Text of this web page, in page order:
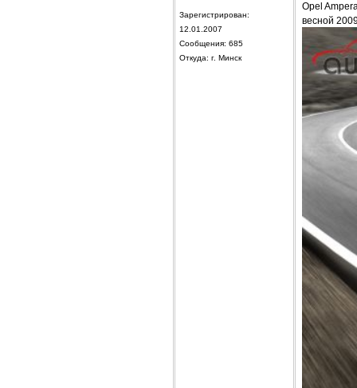
Зарегистрирован:
12.01.2007
Сообщения: 685
Откуда: г. Минск
Opel
весной